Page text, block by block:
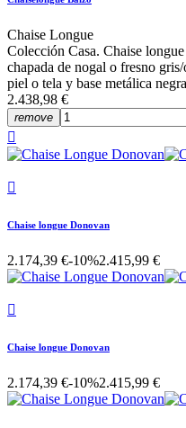
Chaise Longue
Colección Casa. Chaise
chapada de nogal o fresno
piel o tela y base metálica
2.438,98 €
remove


Chaise longue Donovan
2.174,39 €-10%2.415,99 €

Chaise longue Donovan
2.174,39 €-10%2.415,99 €